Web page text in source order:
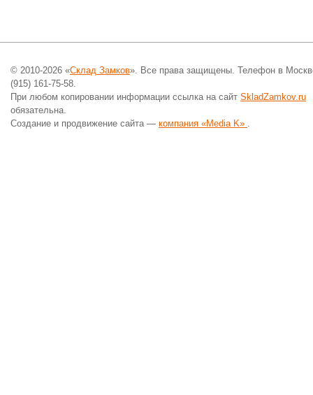
© 2010-2026 «Склад Замков». Все права защищены. Телефон в
(915) 161-75-58.
При любом копировании информации ссылка на сайт SkladZamkov.ru
обязательна.
Создание и продвижение сайта — компания «Media K» .